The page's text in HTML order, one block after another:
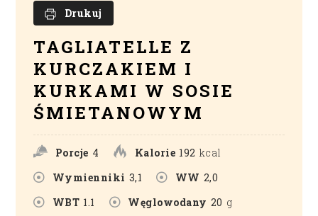
Drukuj
TAGLIATELLE Z
KURCZAKIEM I
KURKAMI W SOSIE
ŚMIETANOWYM
Porcje 4 Kalorie 192 kcal
Wymienniki 3,1 WW 2,0
WBT 1.1 Węglowodany 20 g